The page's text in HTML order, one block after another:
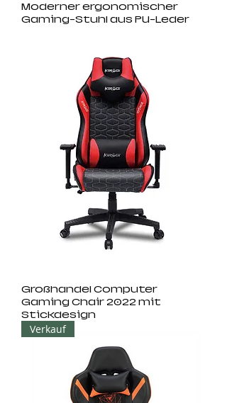
Moderner ergonomischer
Gaming-Stuhl aus PU-Leder
Großhandel Computer
Gaming Chair 2022 mit
Stickdesign
Verkauf